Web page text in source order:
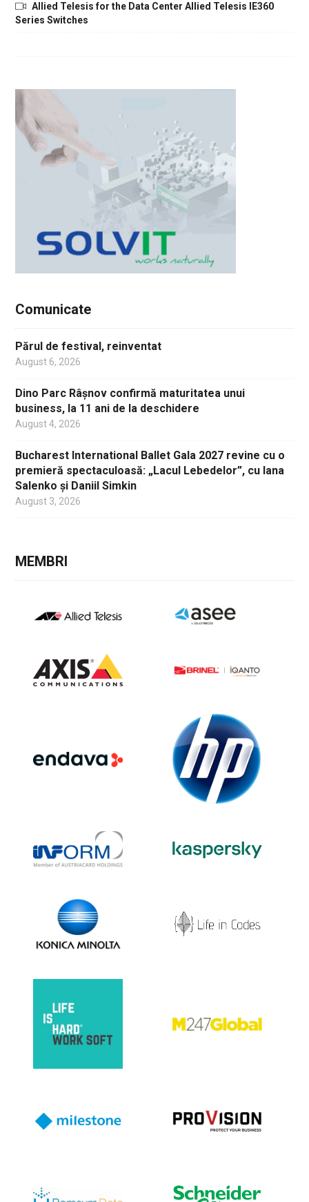
Allied Telesis for the Data Center Allied Telesis IE360
Series Switches
Comunicate
Părul de festival, reinventat
August 6, 2026
Dino Parc Râșnov confirmă maturitatea unui
business, la 11 ani de la deschidere
August 4, 2026
Bucharest International Ballet Gala 2027 revine cu o
premieră spectaculoasă: „Lacul Lebedelor”, cu Iana
Salenko și Daniil Simkin
August 3, 2026
MEMBRI